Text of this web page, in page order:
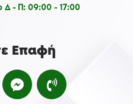
Δ - Π: 09:00 - 17:00
Επαφή